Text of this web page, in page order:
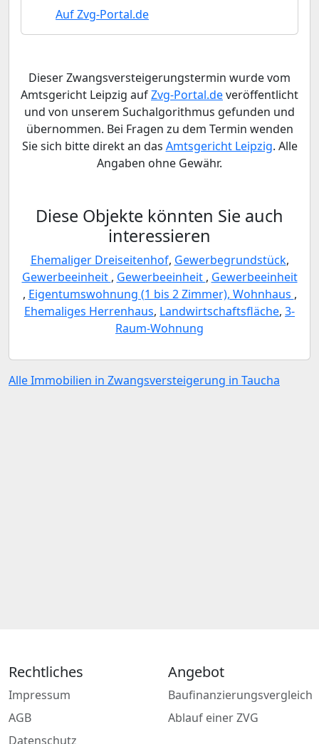
Auf Zvg-Portal.de
Dieser Zwangsversteigerungstermin wurde vom
Amtsgericht Leipzig aufZvg-Portal.deveröffentlicht
und von unserem Suchalgorithmus gefunden und
übernommen. Bei Fragen zu dem Termin wenden
Sie sich bitte direkt an das Amtsgericht Leipzig. Alle
Angaben ohne Gewähr.
Diese Objekte könnten Sie auch
interessieren
Ehemaliger Dreiseitenhof, Gewerbegrundstück,
Gewerbeeinheit , Gewerbeeinheit , Gewerbeeinheit
, Eigentumswohnung (1 bis 2 Zimmer), Wohnhaus ,
Ehemaliges Herrenhaus, Landwirtschaftsfläche, 3-
Raum-Wohnung
Alle Immobilien in Zwangsversteigerung in Taucha
Rechtliches
Impressum
AGB
Datenschutz
Angebot
Baufinanzierungsvergleich
Ablauf einer ZVG